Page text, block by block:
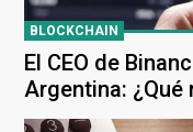
BLOCKCHAIN
El CEO de
Argentina: